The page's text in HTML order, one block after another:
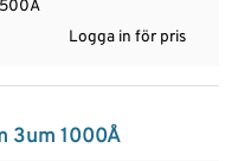
Logga in för pris
3um 1000Å